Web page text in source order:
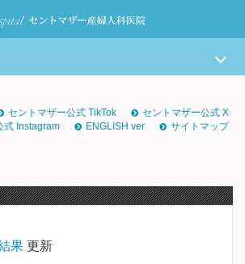
セントマザー公式 TikTok
セントマザー公式 X
式 Instagram
ENGLISH ver サイトマップ
果 更新